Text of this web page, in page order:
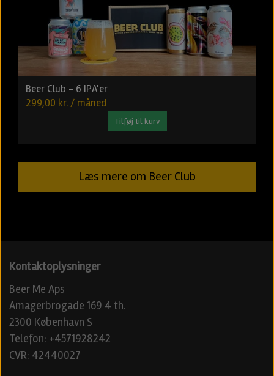
Beer Club - 6 IPA'er
299,00 kr. / måned
Tilføj til kurv
Læs mere om Beer Club
Kontaktoplysninger
Beer Me Aps
Amagerbrogade 169 4 th.
2300 København S
Telefon: +4571928242
CVR: 42440027